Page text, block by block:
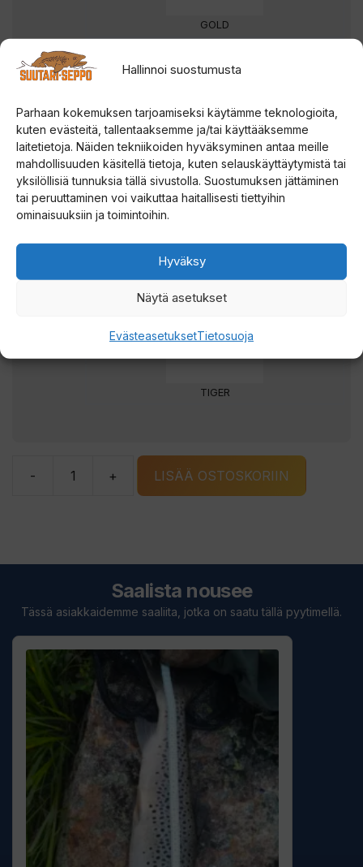
Hallinnoi suostumusta
Parhaan kokemuksen tarjoamiseksi käytämme teknologioita,
kuten evästeitä, tallentaaksemme ja/tai käyttääksemme
laitetietoja. Näiden tekniikoiden hyväksyminen antaa meille
mahdollisuuden käsitellä tietoja, kuten selauskäyttäytymistä tai
yksilöllisiä tunnuksia tällä sivustolla. Suostumuksen jättäminen
tai peruuttaminen voi vaikuttaa haitallisesti tiettyihin
ominaisuuksiin ja toimintoihin.
Hyväksy
Näytä asetukset
EvästeasetuksetTietosuoja
GOLD
REDHEAD
BLACKRED
TIGER
-
Abu
lusikkauistin
määrä
+ LISÄÄ OSTOSKORIIN
Saalista nousee
Tässä asiakkaidemme saaliita, jotka on saatu tällä pyytimellä.